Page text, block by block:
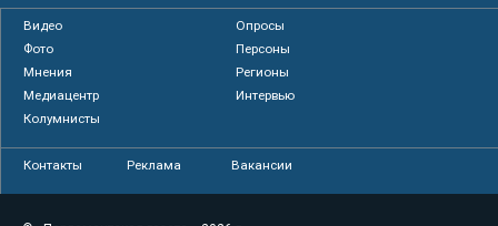
Видео
Опросы
Фото
Персоны
Мнения
Регионы
Медиацентр
Интервью
Колумнисты
Контакты Реклама Вакансии